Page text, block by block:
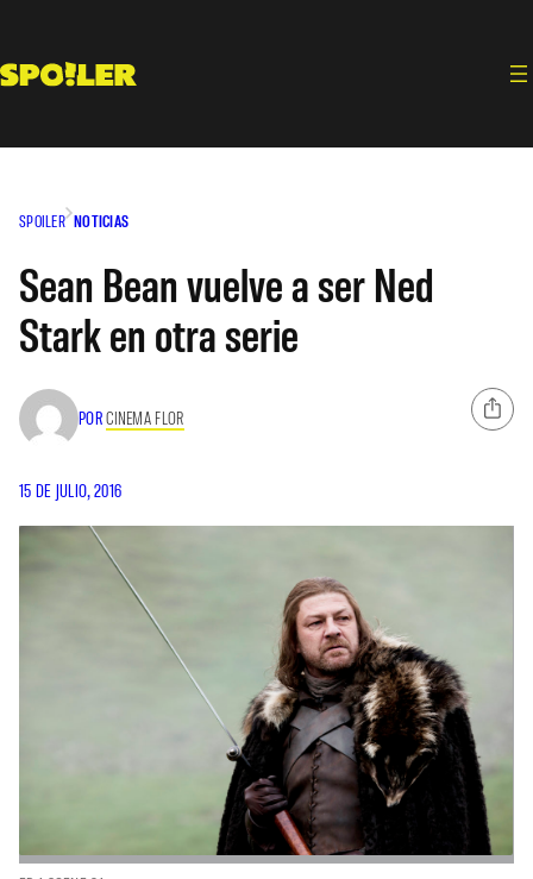
contenido
SPOILER NOTICIAS
Sean Bean vuelve a ser Ned
Stark en otra serie
PORCINEMA FLOR
15 DE JULIO, 2016